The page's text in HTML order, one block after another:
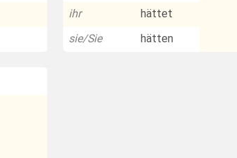
ihr
hättet
sie/Sie
hätten